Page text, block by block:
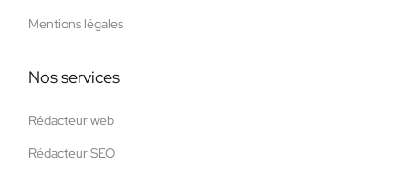
Mentions légales
Nos services
Rédacteur web
Rédacteur SEO